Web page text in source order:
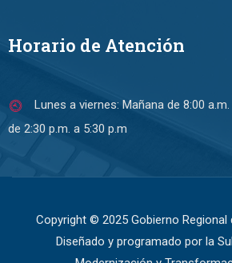
Horario de Atención
Lunes a viernes: Mañana de 8:00
de 2:30 p.m. a 5:30 p.m
Copyright © 2025 Gobierno Regional
Diseñado y programado por la